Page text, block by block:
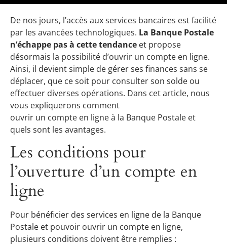
De nos jours, l’accès aux services bancaires est facilité
par les avancées technologiques. La Banque Postale
n’échappe pas à cette tendance et propose
désormais la possibilité d’ouvrir un compte en ligne.
Ainsi, il devient simple de gérer ses finances sans se
déplacer, que ce soit pour consulter son solde ou
effectuer diverses opérations. Dans cet article, nous
vous expliquerons comment
ouvrir un compte en ligne à la Banque Postale et
quels sont les avantages.
Les conditions pour
l’ouverture d’un compte en
ligne
Pour bénéficier des services en ligne de la Banque
Postale et pouvoir ouvrir un compte en ligne,
plusieurs conditions doivent être remplies :